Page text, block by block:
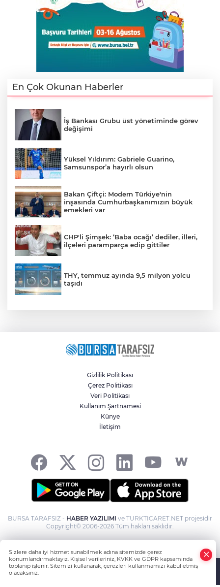
En Çok Okunan Haberler
İş Bankası Grubu üst yönetiminde görev
değişimi
Yüksel Yıldırım: Gabriele Guarino,
Samsunspor’a hayırlı olsun
Bakan Çiftçi: Modern Türkiye'nin
inşasında Cumhurbaşkanımızın büyük
emekleri var
CHP'li Şimşek: ‘Baba ocağı’ dediler, illeri,
ilçeleri paramparça edip gittiler
THY, temmuz ayında 9,5 milyon yolcu
taşıdı
Gizlilik Politikası
Çerez Politikası
Veri Politikası
Kullanım Şartnamesi
Künye
İletişim
BURSA TARAFSIZ - HABER YAZILIMI ve TURKTICARET.NET projesidir
Copyright© 2006-2026 Tüm hakları saklıdır.
Sizlere daha iyi hizmet sunabilmek adına sitemizde çerez
konumlandırmaktayız. Kişisel verileriniz, KVKK ve GDPR kapsamında
toplanıp işlenir. Sitemizi kullanarak, çerezleri kullanmamızı kabul etmiş
olacaksınız.